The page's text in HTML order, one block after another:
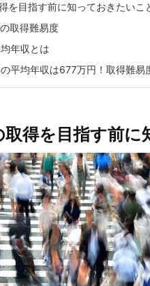
を目指す前に知っておきたいこ
取得難易度
年収とは
平均年収は677万円！取得難易
取得を目指す前に